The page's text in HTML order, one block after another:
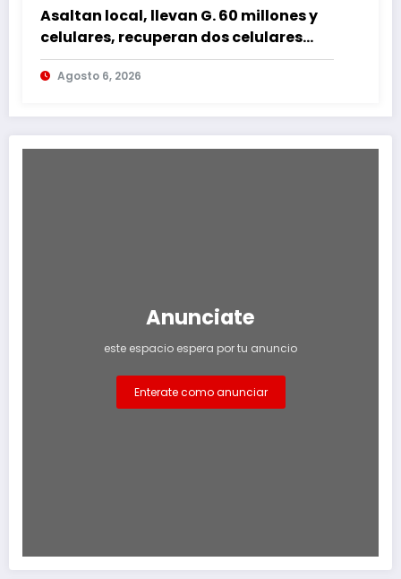
Asaltan local, llevan G. 60 millones y
celulares, recuperan dos celulares
mediante rastreo y persecución
Agosto 6, 2026
Anunciate
este espacio espera por tu anuncio
Enterate como anunciar